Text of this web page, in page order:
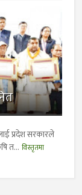
प्रदेश सरकारले
त... विस्तृतमा